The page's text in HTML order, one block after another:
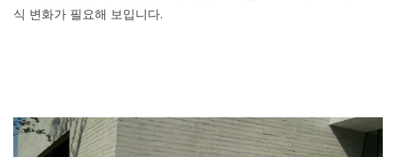
식 변화가 필요해 보입니다.